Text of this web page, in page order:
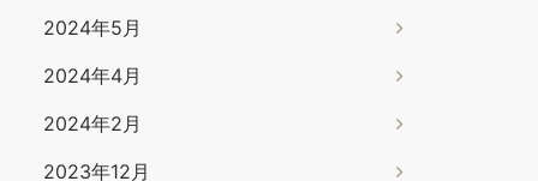
2024年5月
2024年4月
2024年2月
2023年12月